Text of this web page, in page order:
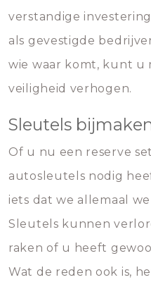
verstandige
als gevestigde
wie waar komt, kunt u
veiligheid verhogen.
Sleutels
Of u nu een reserve
autosleutels nodig
iets dat we allemaal
Sleutels kunnen
raken of u heeft
Wat de reden ook is,